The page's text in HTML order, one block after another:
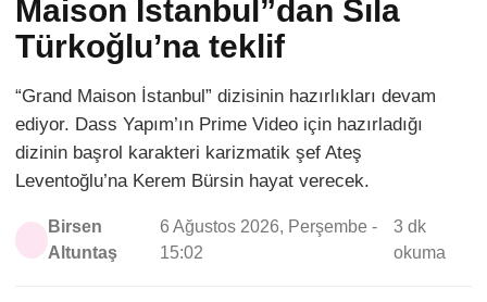
Maison İstanbul”dan Sıla
Türkoğlu’na teklif
“Grand Maison İstanbul” dizisinin hazırlıkları devam
ediyor. Dass Yapım’ın Prime Video için hazırladığı
dizinin başrol karakteri karizmatik şef Ateş
Leventoğlu’na Kerem Bürsin hayat verecek.
Birsen
Altuntaş
6 Ağustos 2026, Perşembe -
15:02
3 dk
okuma